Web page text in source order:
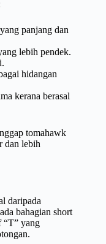
panjang dan
lebih pendek.
hidangan
kerana berasal
tomahawk
dan lebih
daripada
bahagian short
“T” yang